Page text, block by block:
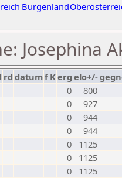
Burgenland
Josephina
rd datumf Kerg elo+/-
0
800
0
927
0
944
0
944
0
1125
0
1125
0
1125